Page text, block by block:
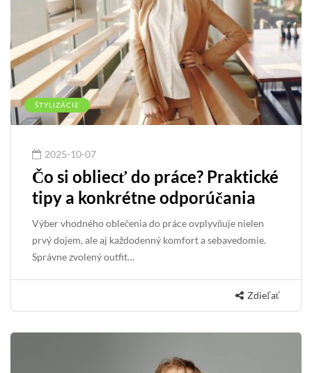
ŠTYLIZÁCIE
2025-10-07
Čo si obliecť do práce? Praktické
tipy a konkrétne odporúčania
Výber vhodného oblečenia do práce ovplyvňuje nielen
prvý dojem, ale aj každodenný komfort a sebavedomie.
Správne zvolený outfit…
Zdieľať